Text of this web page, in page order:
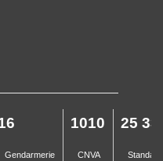
Gendarmerie
1010
CNVA
25 33